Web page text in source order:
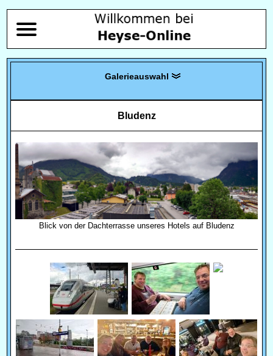
Bludenz
Blick von der Dachterrasse unseres Hotels auf Bludenz